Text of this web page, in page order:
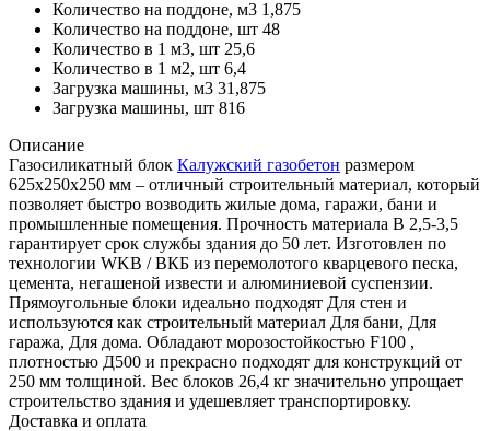
Количество на поддоне, м3 1,875
Количество на поддоне, шт 48
Количество в 1 м3, шт 25,6
Количество в 1 м2, шт 6,4
Загрузка машины, м3 31,875
Загрузка машины, шт 816
Описание
Газосиликатный блок Калужский газобетон размером
625х250х250 мм – отличный строительный материал, который
позволяет быстро возводить жилые дома, гаражи, бани и
промышленные помещения. Прочность материала B 2,5-3,5
гарантирует срок службы здания до 50 лет. Изготовлен по
технологии WKB / ВКБ из перемолотого кварцевого песка,
цемента, негашеной извести и алюминиевой суспензии.
Прямоугольные блоки идеально подходят Для стен и
используются как строительный материал Для бани, Для
гаража, Для дома. Обладают морозостойкостью F100 ,
плотностью Д500 и прекрасно подходят для конструкций от
250 мм толщиной. Вес блоков 26,4 кг значительно упрощает
строительство здания и удешевляет транспортировку.
Доставка и оплата